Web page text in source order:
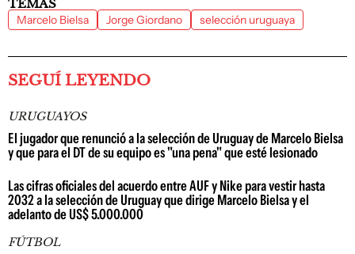
TEMAS
Marcelo Bielsa Jorge Giordano selección uruguaya
SEGUÍ LEYENDO
URUGUAYOS
El jugador que renunció a la selección de Uruguay de Marcelo Bielsa
y que para el DT de su equipo es "una pena" que esté lesionado
Las cifras oficiales del acuerdo entre AUF y Nike para vestir hasta
2032 a la selección de Uruguay que dirige Marcelo Bielsa y el
adelanto de US$ 5.000.000
FÚTBOL